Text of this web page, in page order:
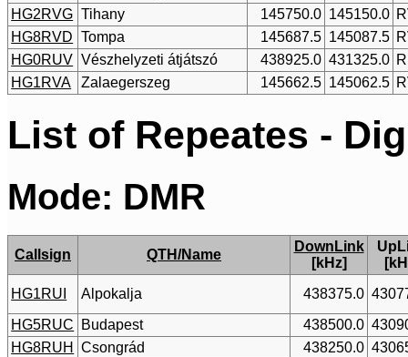
HG2RVG Tihany 145750.0 145150.0
HG8RVD Tompa 145687.5 145087.5
HG0RUV Vészhelyzeti átjátszó 438925.0 431325.0
HG1RVA
Zalaegerszeg 145662.5 145062.5
List of Repeates -
Mode: DMR
Callsign QTH/Name
DownLink
[kHz]
HG1RUI
Alpokalja 438375.0
HG5RUC
Budapest 438500.0
HG8RUH
Csongrád 438250.0